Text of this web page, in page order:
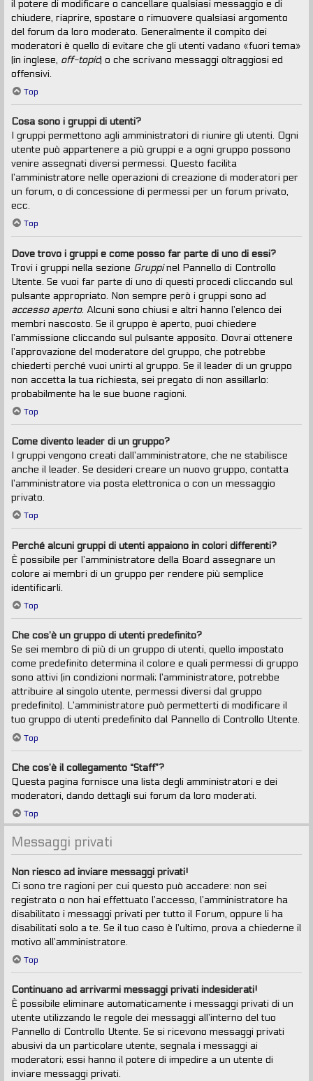
il potere di modificare o cancellare qualsiasi messaggio e di
chiudere, riaprire, spostare o rimuovere qualsiasi argomento
del forum da loro moderato. Generalmente il compito dei
moderatori è quello di evitare che gli utenti vadano «fuori tema»
(in inglese, off-topic) o che scrivano messaggi oltraggiosi ed
offensivi.
Top
Cosa sono i gruppi di utenti?
I gruppi permettono agli amministratori di riunire gli utenti. Ogni
utente può appartenere a più gruppi e a ogni gruppo possono
venire assegnati diversi permessi. Questo facilita
l’amministratore nelle operazioni di creazione di moderatori per
un forum, o di concessione di permessi per un forum privato,
ecc.
Top
Dove trovo i gruppi e come posso far parte di uno di essi?
Trovi i gruppi nella sezione Gruppinel Pannello di Controllo
Utente. Se vuoi far parte di uno di questi procedi cliccando sul
pulsante appropriato. Non sempre però i gruppi sono ad
accesso aperto. Alcuni sono chiusi e altri hanno l’elenco dei
membri nascosto. Se il gruppo è aperto, puoi chiedere
l’ammissione cliccando sul pulsante apposito. Dovrai ottenere
l’approvazione del moderatore del gruppo, che potrebbe
chiederti perché vuoi unirti al gruppo. Se il leader di un gruppo
non accetta la tua richiesta, sei pregato di non assillarlo:
probabilmente ha le sue buone ragioni.
Top
Come divento leader di un gruppo?
I gruppi vengono creati dall’amministratore, che ne stabilisce
anche il leader. Se desideri creare un nuovo gruppo, contatta
l’amministratore via posta elettronica o con un messaggio
privato.
Top
Perché alcuni gruppi di utenti appaiono in colori differenti?
È possibile per l’amministratore della Board assegnare un
colore ai membri di un gruppo per rendere più semplice
identificarli.
Top
Che cos’è un gruppo di utenti predefinito?
Se sei membro di più di un gruppo di utenti, quello impostato
come predefinito determina il colore e quali permessi di gruppo
sono attivi (in condizioni normali; l’amministratore, potrebbe
attribuire al singolo utente, permessi diversi dal gruppo
predefinito). L’amministratore può permetterti di modificare il
tuo gruppo di utenti predefinito dal Pannello di Controllo Utente.
Top
Che cos’è il collegamento “Staff”?
Questa pagina fornisce una lista degli amministratori e dei
moderatori, dando dettagli sui forum da loro moderati.
Top
Messaggi privati
Non riesco ad inviare messaggi privati!
Ci sono tre ragioni per cui questo può accadere: non sei
registrato o non hai effettuato l’accesso, l’amministratore ha
disabilitato i messaggi privati per tutto il Forum, oppure li ha
disabilitati solo a te. Se il tuo caso è l’ultimo, prova a chiederne il
motivo all’amministratore.
Top
Continuano ad arrivarmi messaggi privati indesiderati!
È possibile eliminare automaticamente i messaggi privati ​​di un
utente utilizzando le regole dei messaggi all’interno del tuo
Pannello di Controllo Utente. Se si ricevono messaggi privati ​​
abusivi da un particolare utente, segnala i messaggi ai
moderatori; essi hanno il potere di impedire a un utente di
inviare messaggi privati​​.